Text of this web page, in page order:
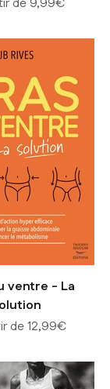
de 9,99€
ventre - La
vente
de 12,99€